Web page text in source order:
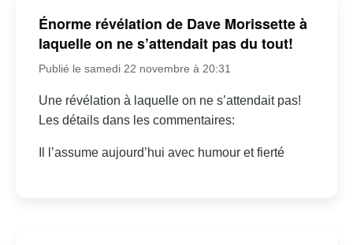
Énorme révélation de Dave Morissette à
laquelle on ne s’attendait pas du tout!
Publié le samedi 22 novembre à 20:31
Une révélation à laquelle on ne s’attendait pas!
Les détails dans les commentaires:
Il l’assume aujourd’hui avec humour et fierté